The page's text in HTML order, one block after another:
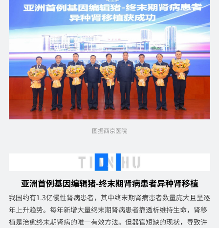
图据西京医院
亚洲首例基因编辑猪-终末期肾病患者异种肾移植
我国约有1.3亿慢性肾病患者，其中终末期肾病患者数量庞大且呈逐
年上升趋势。每年新增大量终末期肾病患者靠透析维持生命，肾移
植是治愈终末期肾病的唯一有效方法。但器官短缺的现状，导致许